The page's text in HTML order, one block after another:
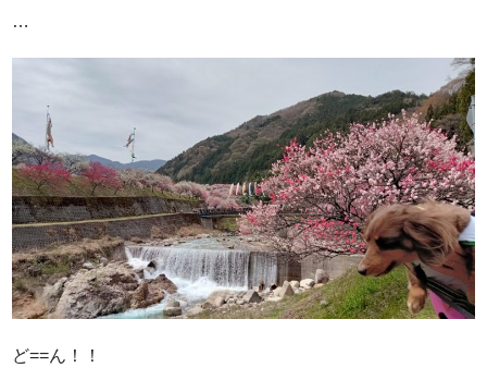
…
ど==ん！！